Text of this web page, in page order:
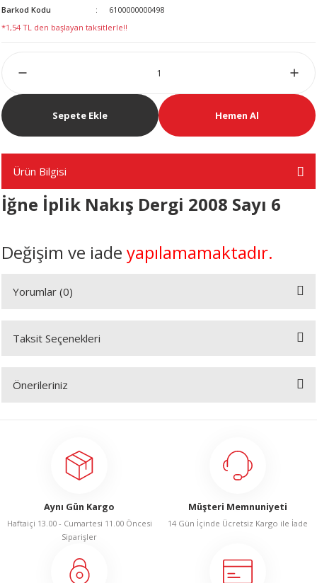
İPİ
Barkod Kodu
6100000000498
*1,54 TL den başlayan taksitlerle!!
Sepete Ekle Hemen Al
Ürün Bilgisi
İğne İplik Nakış Dergi 2008 Sayı 6
Değişim ve iade yapılamamaktadır.
Yorumlar (0)
Bu ürüne ilk yorumu siz yapın!
Taksit Seçenekleri
Önerileriniz
Görüş ve önerileriniz için teşekkür ederiz.
Ürün açıklamasında eksik bilgiler bulunuyor.
Ürün bilgilerinde hatalar bulunuyor.
Ürün fiyatı diğer sitelerden daha pahalı.
Bu ürüne benzer farklı alternatifler olmalı.
Aynı Gün Kargo
Haftaiçi 13.00 - Cumartesi 11.00 Öncesi
Siparişler
Müşteri Memnuniyeti
14 Gün İçinde Ücretsiz Kargo ile İade